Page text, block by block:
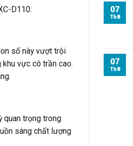
D110:
số này vượt trội
vực có trần cao.
quan trọng trong
sáng chất lượng
07
Th8
07
Th8